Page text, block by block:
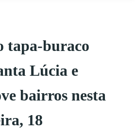
tapa-buraco
Lúcia e
bairros nesta
18